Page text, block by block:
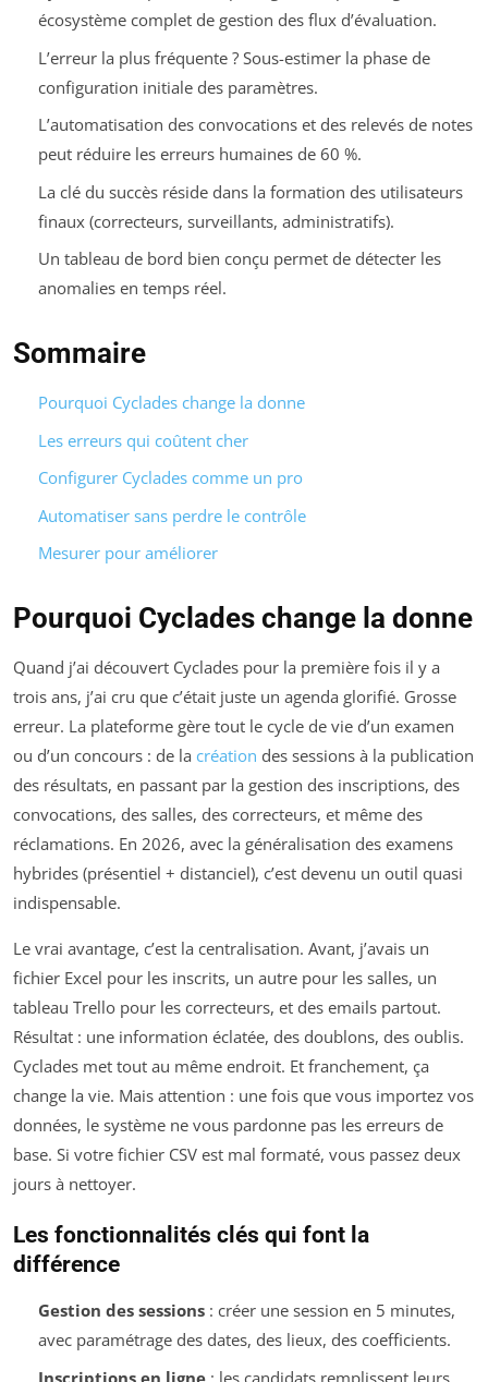
écosystème complet de gestion des flux d’évaluation.
L’erreur la plus fréquente ? Sous-estimer la phase de
configuration initiale des paramètres.
L’automatisation des convocations et des relevés de notes
peut réduire les erreurs humaines de 60 %.
La clé du succès réside dans la formation des utilisateurs
finaux (correcteurs, surveillants, administratifs).
Un tableau de bord bien conçu permet de détecter les
anomalies en temps réel.
Sommaire
Pourquoi Cyclades change la donne
Les erreurs qui coûtent cher
Configurer Cyclades comme un pro
Automatiser sans perdre le contrôle
Mesurer pour améliorer
Pourquoi Cyclades change la donne
Quand j’ai découvert Cyclades pour la première fois il y a
trois ans, j’ai cru que c’était juste un agenda glorifié. Grosse
erreur. La plateforme gère tout le cycle de vie d’un examen
ou d’un concours : de la création des sessions à la publication
des résultats, en passant par la gestion des inscriptions, des
convocations, des salles, des correcteurs, et même des
réclamations. En 2026, avec la généralisation des examens
hybrides (présentiel + distanciel), c’est devenu un outil quasi
indispensable.
Le vrai avantage, c’est la centralisation. Avant, j’avais un
fichier Excel pour les inscrits, un autre pour les salles, un
tableau Trello pour les correcteurs, et des emails partout.
Résultat : une information éclatée, des doublons, des oublis.
Cyclades met tout au même endroit. Et franchement, ça
change la vie. Mais attention : une fois que vous importez vos
données, le système ne vous pardonne pas les erreurs de
base. Si votre fichier CSV est mal formaté, vous passez deux
jours à nettoyer.
Les fonctionnalités clés qui font la
différence
Gestion des sessions: créer une session en 5 minutes,
avec paramétrage des dates, des lieux, des coefficients.
Inscriptions en ligne: les candidats remplissent leurs